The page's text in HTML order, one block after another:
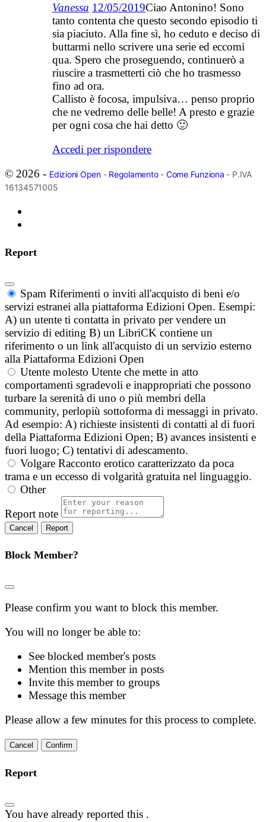
Vanessa 12/05/2019Ciao Antonino! Sono
tanto contenta che questo secondo episodio ti
sia piaciuto. Alla fine sì, ho ceduto e deciso di
buttarmi nello scrivere una serie ed eccomi
qua. Spero che proseguendo, continuerò a
riuscire a trasmetterti ciò che ho trasmesso
fino ad ora.
Callisto è focosa, impulsiva… penso proprio
che ne vedremo delle belle! A presto e grazie
per ogni cosa che hai detto 🙂
Accedi per rispondere
© 2026 - Edizioni Open- Regolamento- Come Funziona - P.IVA
16134571005
Report
Spam Riferimenti o inviti all'acquisto di beni e/o
servizi estranei alla piattaforma Edizioni Open. Esempi:
A) un utente ti contatta in privato per vendere un
servizio di editing B) un LibriCK contiene un
riferimento o un link all'acquisto di un servizio esterno
alla Piattaforma Edizioni Open
Utente molesto Utente che mette in atto
comportamenti sgradevoli e inappropriati che possono
turbare la serenità di uno o più membri della
community, perlopiù sottoforma di messaggi in privato.
Ad esempio: A) richieste insistenti di contatti al di fuori
della Piattaforma Edizioni Open; B) avances insistenti e
fuori luogo; C) tentativi di adescamento.
Volgare Racconto erotico caratterizzato da poca
trama e un eccesso di volgarità gratuita nel linguaggio.
Other
Report note
Report
Block Member?
Please confirm you want to block this member.
You will no longer be able to:
See blocked member's posts
Mention this member in posts
Invite this member to groups
Message this member
Please allow a few minutes for this process to complete.
Confirm
Report
You have already reported this .